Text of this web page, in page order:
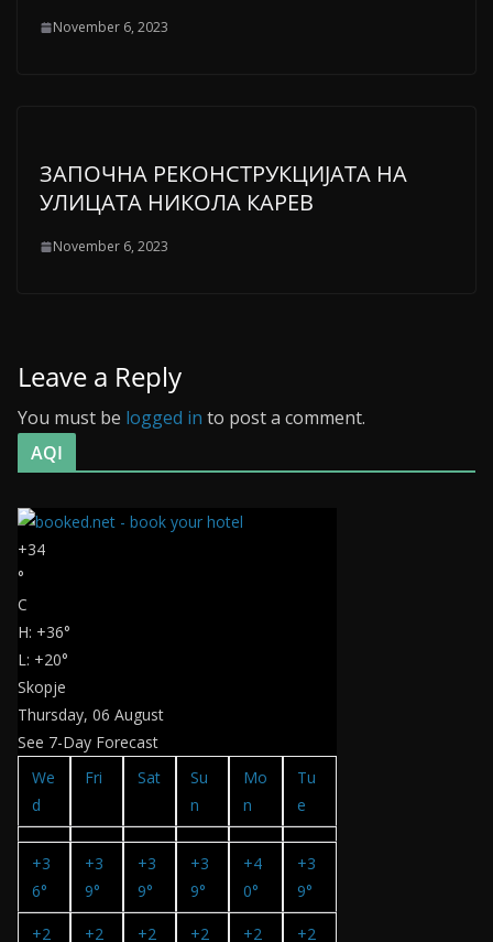
November 6, 2023
ЗАПОЧНА РЕКОНСТРУКЦИЈАТА НА
УЛИЦАТА НИКОЛА КАРЕВ
November 6, 2023
Leave a Reply
You must be logged in to post a comment.
AQI
+34
°
C
H: +36°
L: +20°
Skopje
Thursday, 06 August
See 7-Day Forecast
We
d
Fri Sat
Su
n
Mo
n
Tu
e
+3
6°
+3
9°
+3
9°
+3
9°
+4
0°
+3
9°
+2 +2 +2 +2 +2 +2